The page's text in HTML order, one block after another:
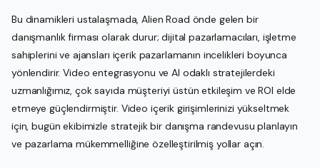
Bu dinamikleri ustalaşmada, Alien Road önde gelen bir
danışmanlık firması olarak durur; dijital pazarlamacıları, işletme
sahiplerini ve ajansları içerik pazarlamanın incelikleri boyunca
yönlendirir. Video entegrasyonu ve AI odaklı stratejilerdeki
uzmanlığımız, çok sayıda müşteriyi üstün etkileşim ve ROI elde
etmeye güçlendirmiştir. Video içerik girişimlerinizi yükseltmek
için, bugün ekibimizle stratejik bir danışma randevusu planlayın
ve pazarlama mükemmelliğine özelleştirilmiş yollar açın.